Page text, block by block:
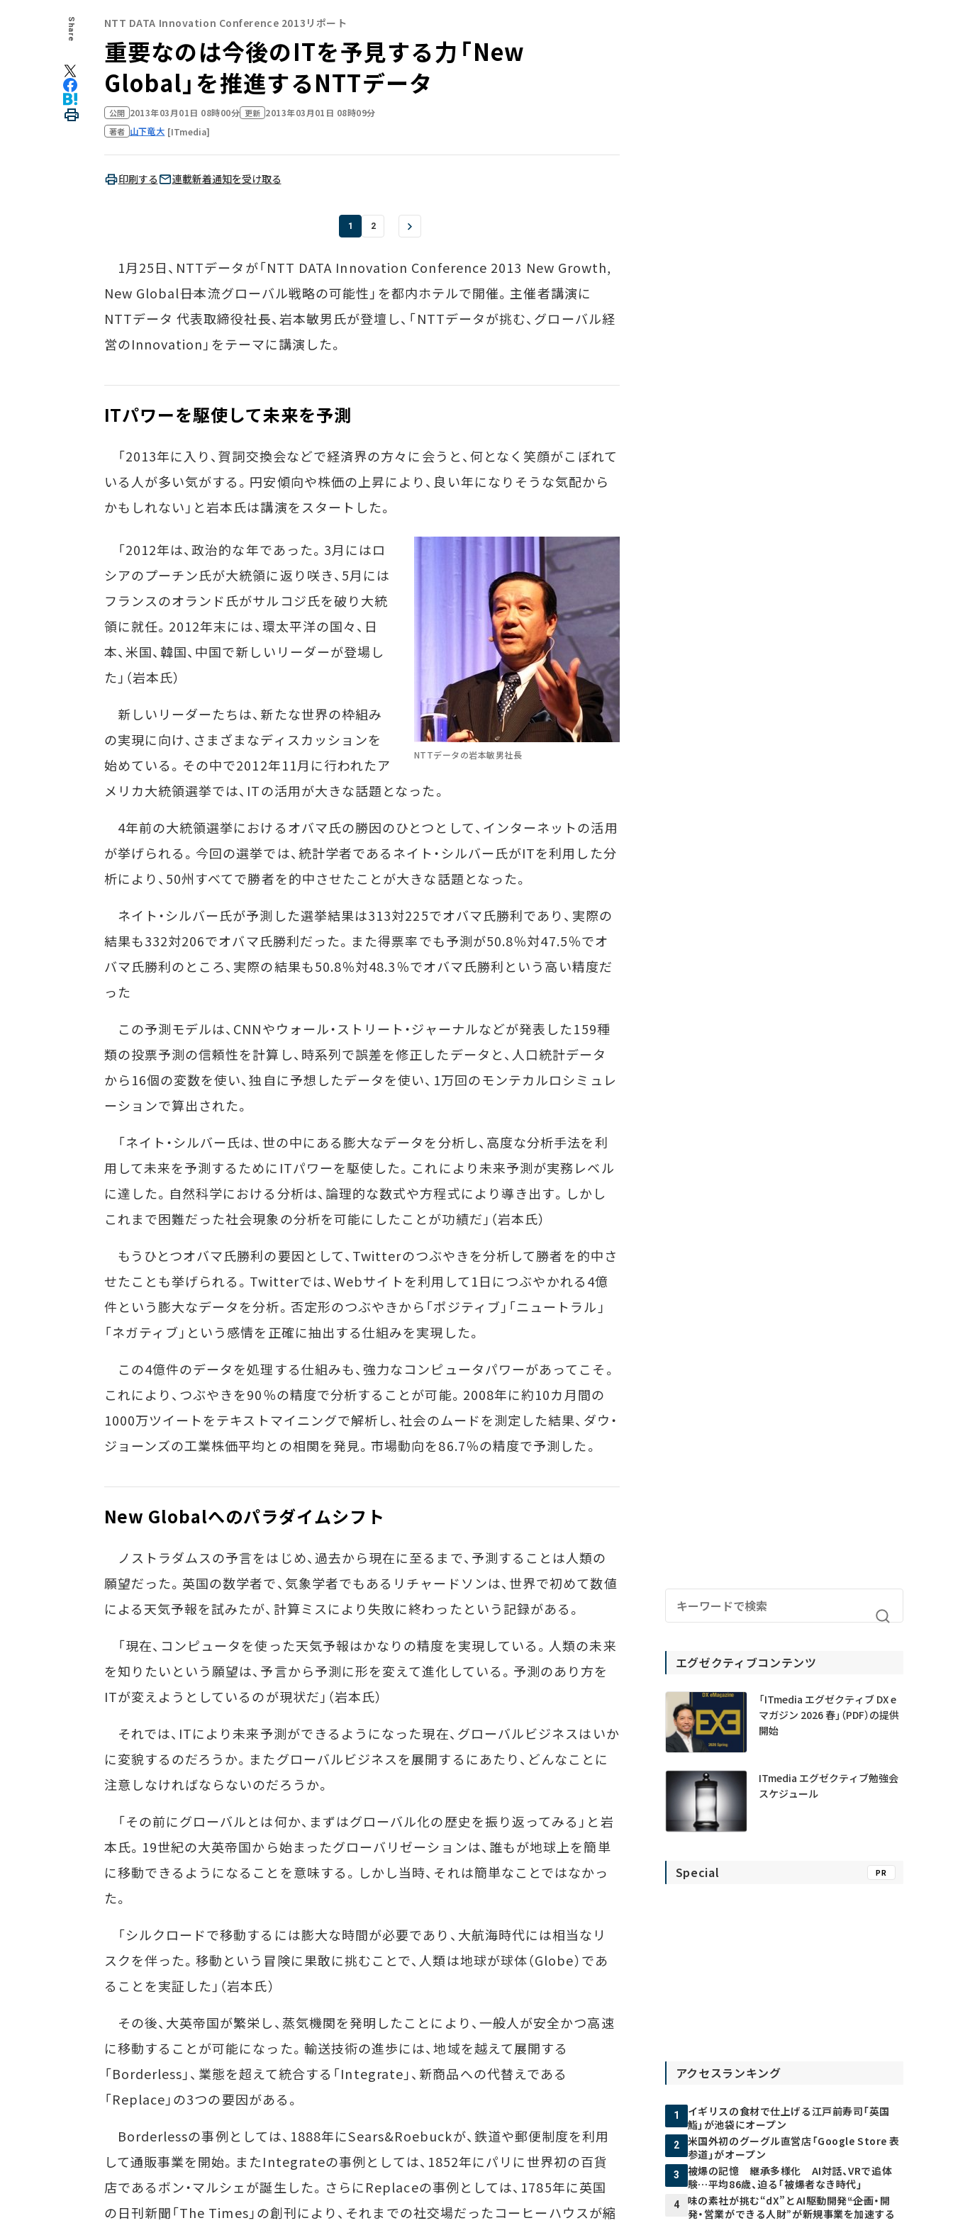
Share NTT DATA Innovation Conference 2013リポート
重要なのは今後のITを予見する力――「New
Global」を推進するNTTデータ
公開 2013年03月01日 08時00分 更新 2013年03月01日 08時09分
著者 山下竜大 [ITmedia]
印刷する 連載新着通知を受け取る
1 2
1月25日、NTTデータが「NTT DATA Innovation Conference 2013 New Growth,
New Global――日本流グローバル戦略の可能性」を都内ホテルで開催。主催者講演に
NTTデータ 代表取締役社長、岩本敏男氏が登壇し、「NTTデータが挑む、グローバル経
営のInnovation」をテーマに講演した。
ITパワーを駆使して未来を予測
「2013年に入り、賀詞交換会などで経済界の方々に会うと、何となく笑顔がこぼれて
いる人が多い気がする。円安傾向や株価の上昇により、良い年になりそうな気配から
かもしれない」と岩本氏は講演をスタートした。
NTTデータの岩本敏男社長
「2012年は、政治的な年であった。3月にはロ
シアのプーチン氏が大統領に返り咲き、5月には
フランスのオランド氏がサルコジ氏を破り大統
領に就任。2012年末には、環太平洋の国々、日
本、米国、韓国、中国で新しいリーダーが登場し
た」（岩本氏）
新しいリーダーたちは、新たな世界の枠組み
の実現に向け、さまざまなディスカッションを
始めている。その中で2012年11月に行われたア
メリカ大統領選挙では、ITの活用が大きな話題となった。
4年前の大統領選挙におけるオバマ氏の勝因のひとつとして、インターネットの活用
が挙げられる。今回の選挙では、統計学者であるネイト・シルバー氏がITを利用した分
析により、50州すべてで勝者を的中させたことが大きな話題となった。
ネイト・シルバー氏が予測した選挙結果は313対225でオバマ氏勝利であり、実際の
結果も332対206でオバマ氏勝利だった。また得票率でも予測が50.8％対47.5％でオ
バマ氏勝利のところ、実際の結果も50.8％対48.3％でオバマ氏勝利という高い精度だ
った
この予測モデルは、CNNやウォール・ストリート・ジャーナルなどが発表した159種
類の投票予測の信頼性を計算し、時系列で誤差を修正したデータと、人口統計データ
から16個の変数を使い、独自に予想したデータを使い、1万回のモンテカルロシミュレ
ーションで算出された。
「ネイト・シルバー氏は、世の中にある膨大なデータを分析し、高度な分析手法を利
用して未来を予測するためにITパワーを駆使した。これにより未来予測が実務レベル
に達した。自然科学における分析は、論理的な数式や方程式により導き出す。しかし
これまで困難だった社会現象の分析を可能にしたことが功績だ」（岩本氏）
もうひとつオバマ氏勝利の要因として、Twitterのつぶやきを分析して勝者を的中さ
せたことも挙げられる。Twitterでは、Webサイトを利用して1日につぶやかれる4億
件という膨大なデータを分析。否定形のつぶやきから「ポジティブ」「ニュートラル」
「ネガティブ」という感情を正確に抽出する仕組みを実現した。
この4億件のデータを処理する仕組みも、強力なコンピュータパワーがあってこそ。
これにより、つぶやきを90％の精度で分析することが可能。2008年に約10カ月間の
1000万ツイートをテキストマイニングで解析し、社会のムードを測定した結果、ダウ・
ジョーンズの工業株価平均との相関を発見。市場動向を86.7％の精度で予測した。
New Globalへのパラダイムシフト
ノストラダムスの予言をはじめ、過去から現在に至るまで、予測することは人類の
願望だった。英国の数学者で、気象学者でもあるリチャードソンは、世界で初めて数値
による天気予報を試みたが、計算ミスにより失敗に終わったという記録がある。
「現在、コンピュータを使った天気予報はかなりの精度を実現している。人類の未来
を知りたいという願望は、予言から予測に形を変えて進化している。予測のあり方を
ITが変えようとしているのが現状だ」（岩本氏）
それでは、ITにより未来予測ができるようになった現在、グローバルビジネスはいか
に変貌するのだろうか。またグローバルビジネスを展開するにあたり、どんなことに
注意しなければならないのだろうか。
「その前にグローバルとは何か、まずはグローバル化の歴史を振り返ってみる」と岩
本氏。19世紀の大英帝国から始まったグローバリゼーションは、誰もが地球上を簡単
に移動できるようになることを意味する。しかし当時、それは簡単なことではなかっ
た。
「シルクロードで移動するには膨大な時間が必要であり、大航海時代には相当なリ
スクを伴った。移動という冒険に果敢に挑むことで、人類は地球が球体（Globe）であ
ることを実証した」（岩本氏）
その後、大英帝国が繁栄し、蒸気機関を発明したことにより、一般人が安全かつ高速
に移動することが可能になった。輸送技術の進歩には、地域を越えて展開する
「Borderless」、業態を超えて統合する「Integrate」、新商品への代替えである
「Replace」の3つの要因がある。
Borderlessの事例としては、1888年にSears&Roebuckが、鉄道や郵便制度を利用
して通販事業を開始。またIntegrateの事例としては、1852年にパリに世界初の百貨
店であるボン・マルシェが誕生した。さらにReplaceの事例としては、1785年に英国
の日刊新聞「The Times」の創刊により、それまでの社交場だったコーヒーハウスが縮
エグゼクティブコンテンツ
「ITmedia エグゼクティブ DX e
マガジン 2026 春」（PDF）の提供
開始
ITmedia エグゼクティブ勉強会
スケジュール
Special PR
アクセスランキング
1
イギリスの食材で仕上げる江戸前寿司「英国
鮨」が池袋にオープン
2
米国外初のグーグル直営店「Google Store 表
参道」がオープン
3
被爆の記憶 継承多様化 AI対話、VRで追体
験…平均86歳、迫る「被爆者なき時代」
4
味の素社が挑む“dX”とAI駆動開発――“企画・開
発・営業ができる人財”が新規事業を加速する